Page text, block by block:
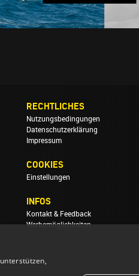
RECHTLICHES
Nutzungsbedingungen
Datenschutzerklärung
Impressum
COOKIES
Einstellungen
INFOS
Kontakt & Feedback
Werbemöglichkeiten
unterstützen,